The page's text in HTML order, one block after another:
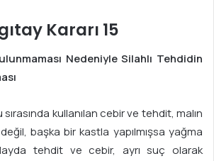
Kararı 15
Nedeniyle Silahlı Tehdidin
sırasında kullanılan cebir ve tehdit, malın
değil, başka bir kastla yapılmışsa yağma
tehdit ve cebir, ayrı suç olarak